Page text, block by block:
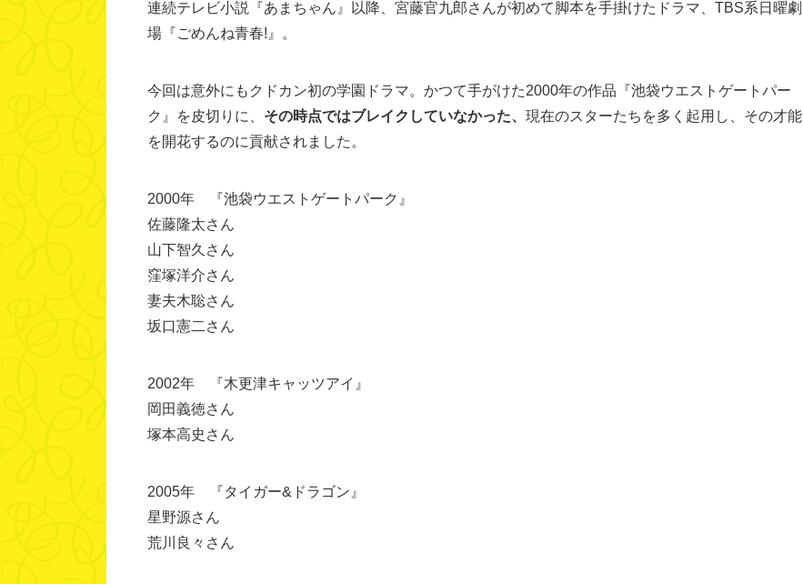
連続テレビ小説『あまちゃん』以降、宮藤官九郎さんが初めて脚本を手掛けたドラマ、TBS系日曜劇
場『ごめんね青春!』。
今回は意外にもクドカン初の学園ドラマ。かつて手がけた2000年の作品『池袋ウエストゲートパー
ク』を皮切りに、 その時点ではブレイクしていなかった、 現在のスターたちを多く起用し、その才能
を開花するのに貢献されました。
2000年 『池袋ウエストゲートパーク』
佐藤隆太さん
山下智久さん
窪塚洋介さん
妻夫木聡さん
坂口憲二さん
2002年 『木更津キャッツアイ』
岡田義徳さん
塚本高史さん
2005年 『タイガー&ドラゴン』
星野源さん
荒川良々さん